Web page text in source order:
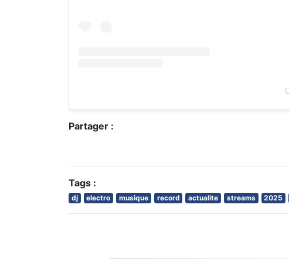
Partager :
Tags :
dj electro musique record actualite streams 2025